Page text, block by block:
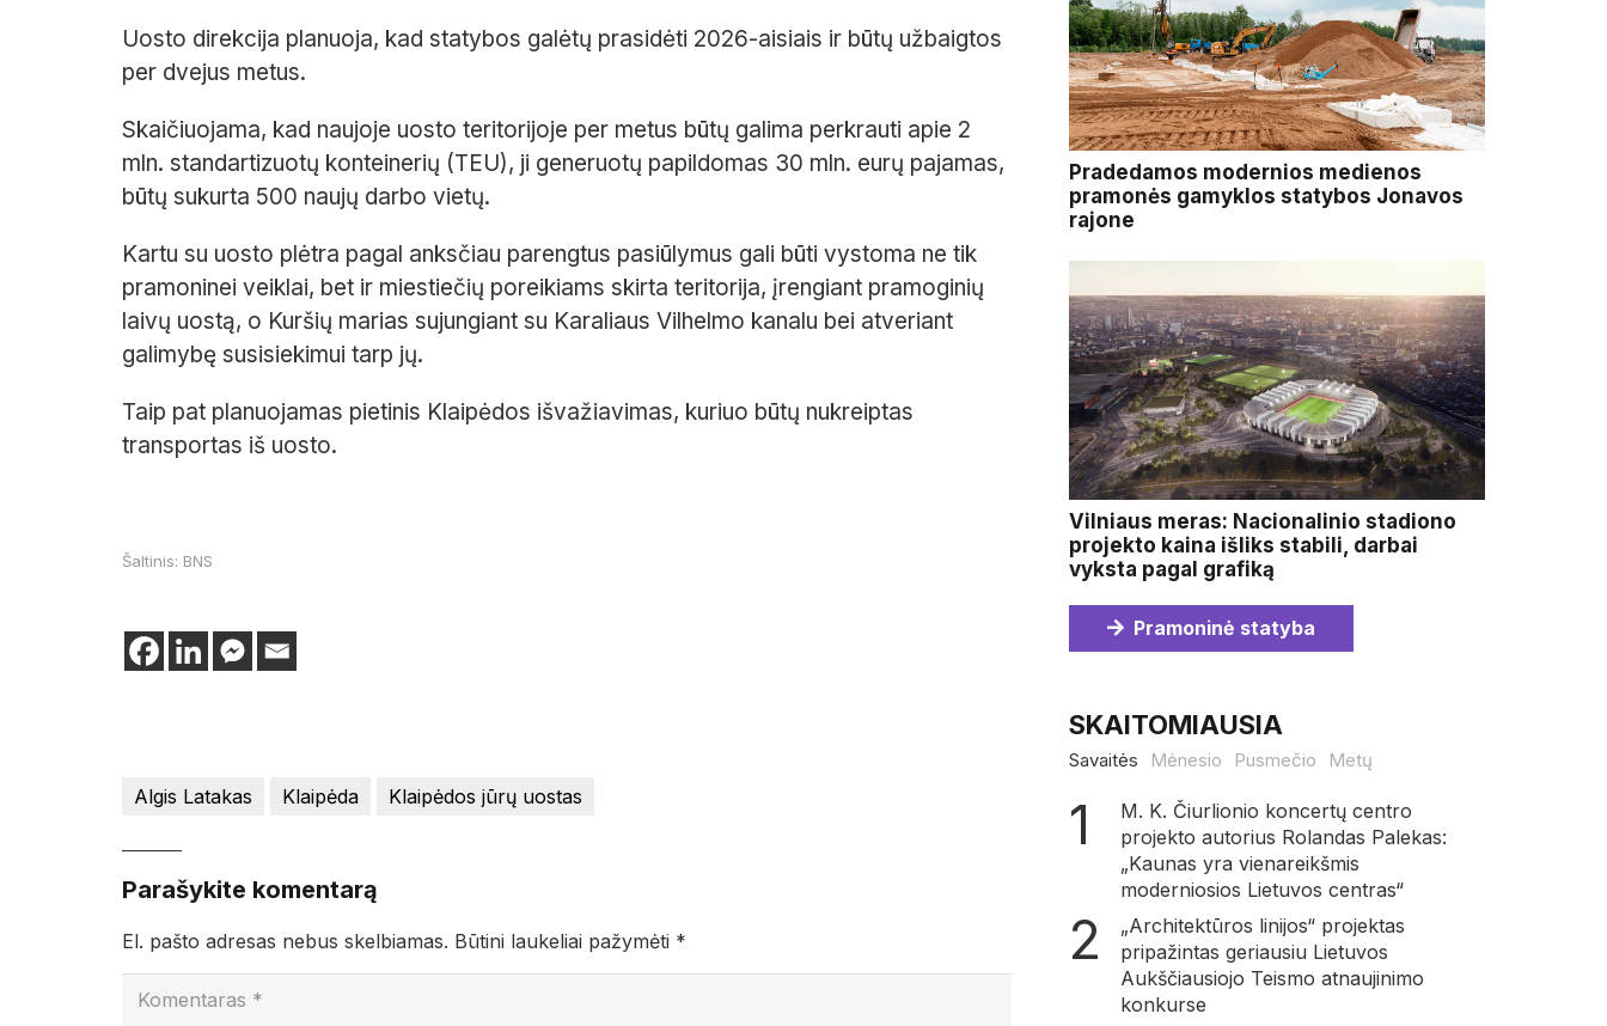
Uosto direkcija planuoja, kad statybos galėtų prasidėti 2026-aisiais ir būtų užbaigtos
per dvejus metus.
Skaičiuojama, kad naujoje uosto teritorijoje per metus būtų galima perkrauti apie 2
mln. standartizuotų konteinerių (TEU), ji generuotų papildomas 30 mln. eurų pajamas,
būtų sukurta 500 naujų darbo vietų.
Kartu su uosto plėtra pagal anksčiau parengtus pasiūlymus gali būti vystoma ne tik
pramoninei veiklai, bet ir miestiečių poreikiams skirta teritorija, įrengiant pramoginių
laivų uostą, o Kuršių marias sujungiant su Karaliaus Vilhelmo kanalu bei atveriant
galimybę susisiekimui tarp jų.
Taip pat planuojamas pietinis Klaipėdos išvažiavimas, kuriuo būtų nukreiptas
transportas iš uosto.
Šaltinis: BNS
Algis Latakas Klaipėda Klaipėdos jūrų uostas
Parašykite komentarą
El. pašto adresas nebus skelbiamas. Būtini laukeliai pažymėti *
Pradedamos modernios medienos
pramonės gamyklos statybos Jonavos
rajone
Vilniaus meras: Nacionalinio stadiono
projekto kaina išliks stabili, darbai
vyksta pagal grafiką
Pramoninė statyba
SKAITOMIAUSIA
Savaitės Mėnesio Pusmečio Metų
M. K. Čiurlionio koncertų centro
projekto autorius Rolandas Palekas:
„Kaunas yra vienareikšmis
moderniosios Lietuvos centras“
„Architektūros linijos“ projektas
pripažintas geriausiu Lietuvos
Aukščiausiojo Teismo atnaujinimo
konkurse